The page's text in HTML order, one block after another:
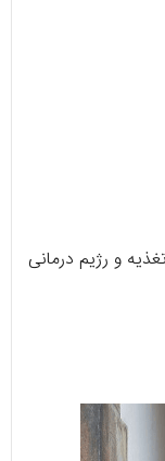
و رژیم درمانی